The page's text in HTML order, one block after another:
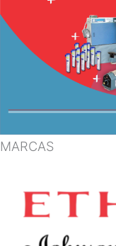
MARCAS